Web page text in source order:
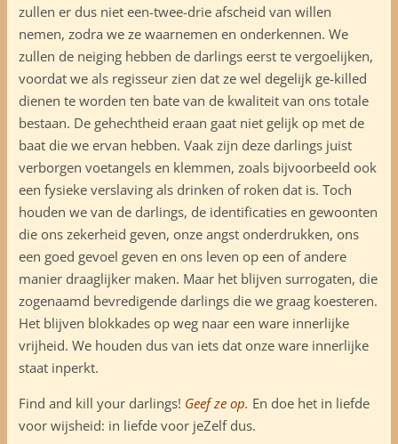
zullen er dus niet een-twee-drie afscheid van willen
nemen, zodra we ze waarnemen en onderkennen. We
zullen de neiging hebben de darlings eerst te vergoelijken,
voordat we als regisseur zien dat ze wel degelijk ge-killed
dienen te worden ten bate van de kwaliteit van ons totale
bestaan. De gehechtheid eraan gaat niet gelijk op met de
baat die we ervan hebben. Vaak zijn deze darlings juist
verborgen voetangels en klemmen, zoals bijvoorbeeld ook
een fysieke verslaving als drinken of roken dat is. Toch
houden we van de darlings, de identificaties en gewoonten
die ons zekerheid geven, onze angst onderdrukken, ons
een goed gevoel geven en ons leven op een of andere
manier draaglijker maken. Maar het blijven surrogaten, die
zogenaamd bevredigende darlings die we graag koesteren.
Het blijven blokkades op weg naar een ware innerlijke
vrijheid. We houden dus van iets dat onze ware innerlijke
staat inperkt.
Find and kill your darlings! Geef ze op. En doe het in liefde
voor wijsheid: in liefde voor jeZelf dus.